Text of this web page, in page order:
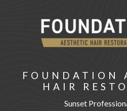
FOUNDATION
HAIR
Sunset